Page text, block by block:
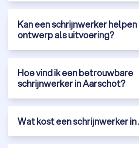
Kan een schrijnwerker
ontwerp als uitvoering?
Hoe vind ik een betrouwbare
schrijnwerker in Aarschot?
Wat kost een schrijnwerker